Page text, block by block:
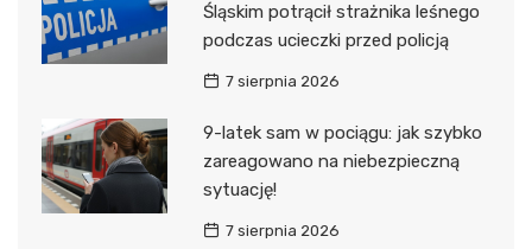
Śląskim potrącił strażnika leśnego
podczas ucieczki przed policją
7 sierpnia 2026
9-latek sam w pociągu: jak szybko
zareagowano na niebezpieczną
sytuację!
7 sierpnia 2026